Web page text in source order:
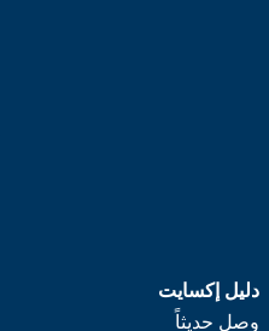
دليل إكسايت
وصل حديثاً